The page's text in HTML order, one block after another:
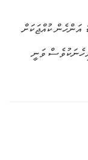
13 އަހަރުގެ ކުޑަ އަންހެން ކުއްޖަކަށް
18 އަހަރުގެ ފިރިހެނަކުވެސް ވަނީ